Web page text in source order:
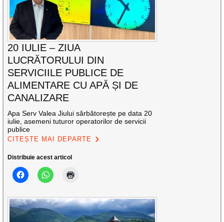
20 IULIE – ZIUA
LUCRĂTORULUI DIN
SERVICIILE PUBLICE DE
ALIMENTARE CU APĂ ȘI DE
CANALIZARE
Apa Serv Valea Jiului sărbătorește pe data 20
iulie, asemeni tuturor operatorilor de servicii
publice
CITEȘTE MAI DEPARTE
Distribuie acest articol